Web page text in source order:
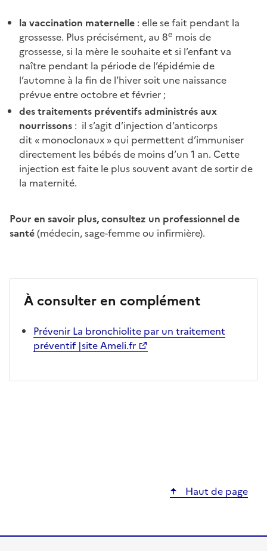
la vaccination maternelle : elle se fait pendant la
grossesse. Plus précisément, au 8e mois de
grossesse, si la mère le souhaite et si l’enfant va
naître pendant la période de l’épidémie de
l’automne à la fin de l’hiver soit une naissance
prévue entre octobre et février ;
des traitements préventifs administrés aux
nourrissons : il s’agit d’injection d’anticorps
dit « monoclonaux » qui permettent d’immuniser
directement les bébés de moins d’un 1 an. Cette
injection est faite le plus souvent avant de sortir de
la maternité.
Pour en savoir plus, consultez un professionnel de
santé(médecin, sage-femme ou infirmière).
À consulter en complément
Prévenir La bronchiolite par un traitement
préventif |site Ameli.fr
Haut de page